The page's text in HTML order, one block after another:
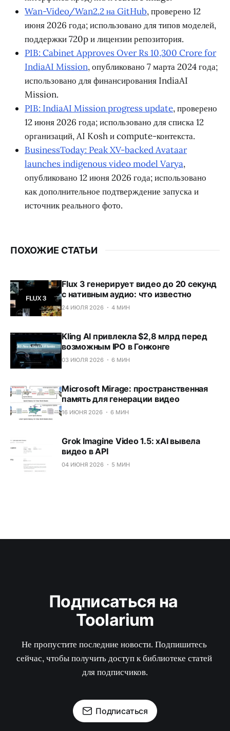
Wan-Video/Wan2.2 на GitHub, проверено 12
июня 2026 года; использовано для типов моделей,
поддержки 720p и лицензии репозитория.
PIB: Cabinet Approves Over Rs 10,300 Crore for
IndiaAI Mission, опубликовано 7 марта 2024 года;
использовано для финансирования IndiaAI
Mission.
PIB: IndiaAI Mission progress update, проверено
12 июня 2026 года; использовано для списка 12
организаций, AI Kosh и compute-контекста.
BusinessToday: Peak XV-backed Avataar
launches indigenous video model Varya,
опубликовано 12 июня 2026 года; использовано
как дополнительное подтверждение запуска и
источник реального фото.
ПОХОЖИЕ СТАТЬИ
Flux 3 генерирует видео до 20 секунд
с нативным аудио: что известно
24 ИЮЛЯ 2026 4 МИН
Kling AI привлекла $2,8 млрд перед
возможным IPO в Гонконге
03 ИЮЛЯ 2026 6 МИН
Microsoft Mirage: пространственная
память для генерации видео
16 ИЮНЯ 2026 6 МИН
Grok Imagine Video 1.5: xAI вывела
видео в API
04 ИЮНЯ 2026 5 МИН
Подписаться на
Toolarium
Не пропустите последние новости. Подпишитесь
сейчас, чтобы получить доступ к библиотеке статей
для подписчиков.
Подписаться